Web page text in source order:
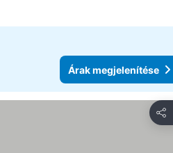
Árak megjelenítése